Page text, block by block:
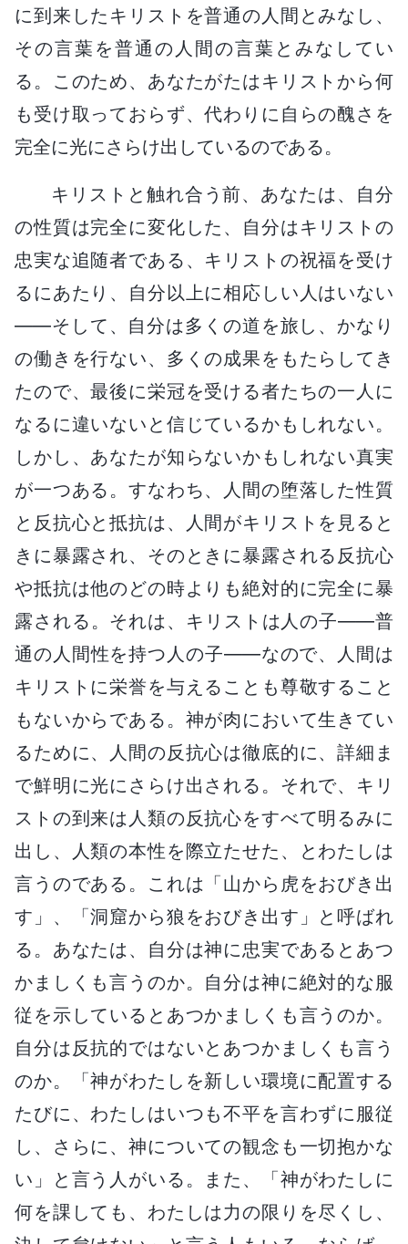
に到来したキリストを普通の人間とみなし、
その言葉を普通の人間の言葉とみなしてい
る。このため、あなたがたはキリストから何
も受け取っておらず、代わりに自らの醜さを
完全に光にさらけ出しているのである。
キリストと触れ合う前、あなたは、自分
の性質は完全に変化した、自分はキリストの
忠実な追随者である、キリストの祝福を受け
るにあたり、自分以上に相応しい人はいない
――そして、自分は多くの道を旅し、かなり
の働きを行ない、多くの成果をもたらしてき
たので、最後に栄冠を受ける者たちの一人に
なるに違いないと信じているかもしれない。
しかし、あなたが知らないかもしれない真実
が一つある。すなわち、人間の堕落した性質
と反抗心と抵抗は、人間がキリストを見ると
きに暴露され、そのときに暴露される反抗心
や抵抗は他のどの時よりも絶対的に完全に暴
露される。それは、キリストは人の子――普
通の人間性を持つ人の子――なので、人間は
キリストに栄誉を与えることも尊敬すること
もないからである。神が肉において生きてい
るために、人間の反抗心は徹底的に、詳細ま
で鮮明に光にさらけ出される。それで、キリ
ストの到来は人類の反抗心をすべて明るみに
出し、人類の本性を際立たせた、とわたしは
言うのである。これは「山から虎をおびき出
す」、「洞窟から狼をおびき出す」と呼ばれ
る。あなたは、自分は神に忠実であるとあつ
かましくも言うのか。自分は神に絶対的な服
従を示しているとあつかましくも言うのか。
自分は反抗的ではないとあつかましくも言う
のか。「神がわたしを新しい環境に配置する
たびに、わたしはいつも不平を言わずに服従
し、さらに、神についての観念も一切抱かな
い」と言う人がいる。また、「神がわたしに
何を課しても、わたしは力の限りを尽くし、